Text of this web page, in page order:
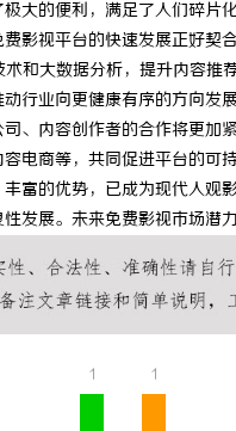
大的便利，满足了人们碎
影视平台的快速发展正好契
和大数据分析，提升内容
行业向更健康有序的方向发
、内容创作者的合作将更
电商等，共同促进平台的可
富的优势，已成为现代人
发展。未来免费影视市场潜
1 1